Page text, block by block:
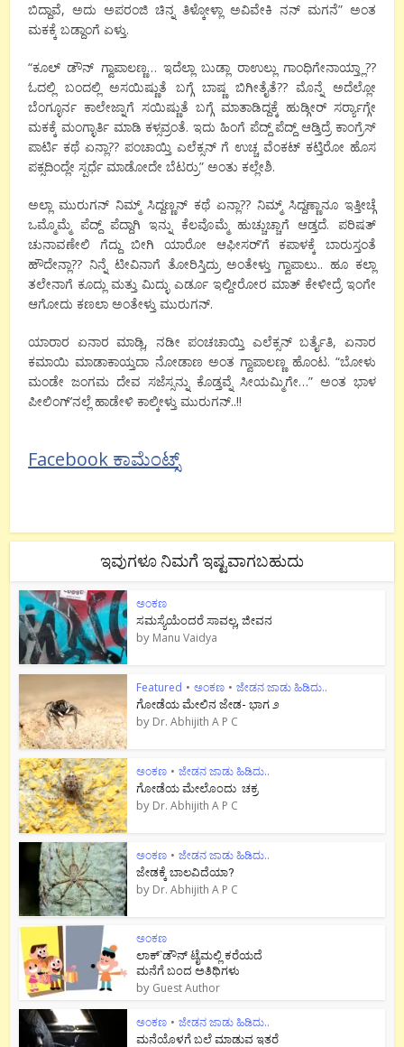
ಬಿದ್ದಾವೆ, ಅದು ಅಪರಂಜಿ ಚಿನ್ನ ತಿಳ್ಕೋಳ್ಲಾ ಅವಿವೇಕಿ ನನ್ ಮಗನೆ” ಅಂತ
ಮಕಕ್ಕೆ ಬಡ್ದಾಂಗೆ ಏಳ್ತು.
“ಕೂಲ್ ಡೌನ್ ಗ್ವಾಪಾಲಣ್ಣ… ಇದೆಲ್ಲಾ ಬುಡ್ಲಾ ರಾಉಲ್ಲು ಗಾಂಧಿಗೇನಾಯ್ತ್ಲಾ??
ಓದಲ್ಲಿ ಬಂದಲ್ಲಿ ಅಸಯಿಷ್ಣುತೆ ಬಗ್ಗೆ ಬಾಷ್ಣ ಬಿಗೀತೈತೆ?? ಮೊನ್ನೆ ಅದೆಲ್ಲೋ
ಬೆಂಗ್ಳೂರ್ನ ಕಾಲೇಜ್ನಾಗೆ ಸಯಿಷ್ಣುತೆ ಬಗ್ಗೆ ಮಾತಾಡಿದ್ದಕ್ಕೆ ಹುಡ್ಗೀರ್ ಸರ್ರ್ಯಾಗ್ಗೇ
ಮಕಕ್ಕೆ ಮಂಗ್ಳಾರ್ತಿ ಮಾಡಿ ಕಳ್ಸವ್ರಂತೆ. ಇದು ಹಿಂಗೆ ಪೆದ್ದ್ ಪೆದ್ದ್ ಆಡ್ತಿದ್ರೆ ಕಾಂಗ್ರೆಸ್
ಪಾರ್ಟಿ ಕಥೆ ಏನ್ಲಾ?? ಪಂಚಾಯ್ತಿ ಎಲೆಕ್ಸನ್ ಗೆ ಉಚ್ಚ ವೆಂಕಟ್ ಕಟ್ತಿರೋ ಹೊಸ
ಪಕ್ಸದಿಂದ್ಲೇ ಸ್ಪರ್ಧೆ ಮಾಡೋದೇ ಬೆಟರ್ರು” ಅಂತು ಕಲ್ಲೇಶಿ.
ಅಲ್ಲಾ ಮುರುಗನ್ ನಿಮ್ಮ್ ಸಿದ್ದಣ್ಣನ್ ಕಥೆ ಏನ್ಲಾ?? ನಿಮ್ಮ್ ಸಿದ್ದಣ್ಣಾನೂ ಇತ್ತೀಚ್ಗೆ
ಒಮ್ಮೊಮ್ಮೆ ಪೆದ್ದ್ ಪೆದ್ದಾಗಿ ಇನ್ನು ಕೆಲವೊಮ್ಮೆ ಹುಚ್ಚುಚ್ಚಾಗೆ ಆಡ್ತದೆ. ಪರಿಷತ್
ಚುನಾವಣೇಲಿ ಗೆದ್ದು ಬೀಗಿ ಯಾರೋ ಆಫೀಸರ್’ಗೆ ಕಪಾಳಕ್ಕೆ ಬಾರುಸ್ತಂತೆ
ಹೌದೇನ್ಲಾ?? ನಿನ್ನೆ ಟೀವಿನಾಗೆ ತೋರಿಸ್ತಿದ್ರು ಅಂತೇಳ್ತು ಗ್ವಾಪಾಲು.. ಹೂ ಕಲ್ಲಾ
ತಲೇನಾಗೆ ಕೂದ್ಲು ಮತ್ತು ಮಿದ್ಳು ಎರ್ಡೂ ಇಲ್ದೀರೋರ ಮಾತ್ ಕೇಳೀದ್ರೆ ಇಂಗೇ
ಆಗೋದು ಕಣಲಾ ಅಂತೇಳ್ತು ಮುರುಗನ್.
ಯಾರಾರ ಏನಾರ ಮಾಡ್ಲಿ, ನಡೀ ಪಂಚಚಾಯ್ತಿ ಎಲೆಕ್ಸನ್ ಬರ್ತೈತಿ, ಏನಾರ
ಕಮಾಯಿ ಮಾಡಾಕಾಯ್ತದಾ ನೋಡಾಣ ಅಂತ ಗ್ವಾಪಾಲಣ್ಣ ಹೊಂಟ. “ಬೋಳು
ಮಂಡೇ ಜಂಗಮ ದೇವ ಸಜೆಸ್ಸನ್ನು ಕೊಡ್ತವ್ನೆ ಸೀಯಮ್ಮಿಗೇ…” ಅಂತ ಭಾಳ
ಪೀಲಿಂಗ್’ನಲ್ಲೆ ಹಾಡೇಳಿ ಕಾಲ್ಕೀಳ್ತು ಮುರುಗನ್..!!
Facebook ಕಾಮೆಂಟ್ಸ್
ಇವುಗಳೂ ನಿಮಗೆ ಇಷ್ಟವಾಗಬಹುದು
ಅಂಕಣ
ಸಮಸ್ಯೆಯೆಂದರೆ ಸಾವಲ್ಲ, ಜೀವನ
by Manu Vaidya
Featured • ಅಂಕಣ • ಜೇಡನ ಜಾಡು ಹಿಡಿದು..
ಗೋಡೆಯ ಮೇಲಿನ ಜೇಡ- ಭಾಗ ೨
by Dr. Abhijith A P C
ಅಂಕಣ • ಜೇಡನ ಜಾಡು ಹಿಡಿದು..
ಗೋಡೆಯ ಮೇಲೊಂದು ಚಕ್ರ
by Dr. Abhijith A P C
ಅಂಕಣ • ಜೇಡನ ಜಾಡು ಹಿಡಿದು..
ಜೇಡಕ್ಕೆ ಬಾಲವಿದೆಯಾ?
by Dr. Abhijith A P C
ಅಂಕಣ
ಲಾಕ್`ಡೌನ್ ಟೈಮಲ್ಲಿ ಕರೆಯದೆ
ಮನೆಗೆ ಬಂದ ಅತಿಥಿಗಳು
by Guest Author
ಅಂಕಣ • ಜೇಡನ ಜಾಡು ಹಿಡಿದು..
ಮನೆಯೊಳಗೆ ಬಲೆ ಮಾಡುವ ಇತರೆ